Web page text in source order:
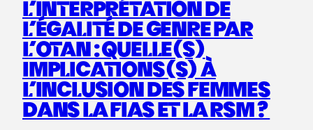
L’INTERPRÉTATION DE
L’ÉGALITÉ DE GENRE PAR
L’OTAN : QUELLE(S)
IMPLICATIONS(S) À
L’INCLUSION DES FEMMES
DANS LA FIAS ET LA RSM ?